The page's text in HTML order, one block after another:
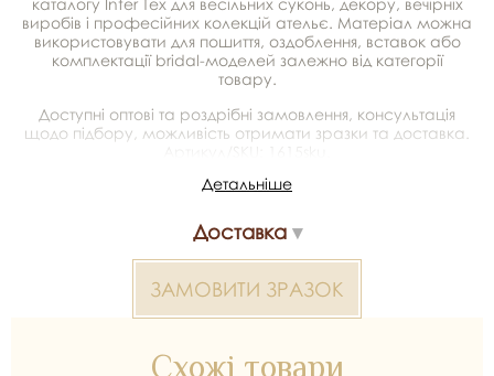
каталогу Inter Tex для весільних суконь, декору, вечірніх
виробів і професійних колекцій ательє. Матеріал можна
використовувати для пошиття, оздоблення, вставок або
комплектації bridal-моделей залежно від категорії
товару.
Доступні оптові та роздрібні замовлення, консультація
щодо підбору, можливість отримати зразки та доставка.
Мереживо з вишивкою 2000000033310 — матеріал для
оптом і в роздріб в Inter Tex, SKU 1615sku.
Детальніше
Доставка
ЗАМОВИТИ ЗРАЗОК
Схожі товари